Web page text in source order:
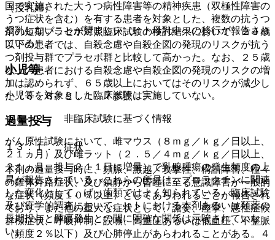
国で実施された大うつ病性障害等の精神疾患（双極性障害の
うつ症状を含む）を有する患者を対象とした、複数の抗うつ
剤の短期プラセボ対照臨床試験の検討結果において、２４歳
以下の患者では、自殺念慮や自殺企図の発現のリスクが抗う
つ剤投与群でプラセボ群と比較して高かった。なお、２５歳
以上の患者における自殺念慮や自殺企図の発現のリスクの増
加は認められず、６５歳以上においてはそのリスクが減少し
た〔８．８、９．１．７参照〕。
１５．２． 非臨床試験に基づく情報
がん原性試験において、雌マウス（８ｍｇ／ｋｇ／日以上、
２１ヵ月）及び雌ラット（２．５／４ｍｇ／ｋｇ／日以上、
２１ヵ月、投与２１１日に増量）で乳腺腫瘍の発生頻度の上
昇が報告されている。これらの所見は、プロラクチンに関連
した変化として、げっ歯類ではよく知られている。臨床試験
及び疫学的調査において、ヒトにおける本剤あるいは類薬の
長期投与と腫瘍発生との間に明確な関係は示唆されていな
い。
（授乳婦）
授乳しないことが望ましい（ヒト母乳中への移行が報告され
ている）。
小児等
小児等を対象とした臨床試験は実施していない。
過量投与
１３．１． 症状
本剤の過量投与時に、頻脈、激越／攻撃性、構語障害、種々
の錐体外路症状、及び鎮静から昏睡に至る意識障害が一般的
な症状（頻度１０％以上）としてあらわれることが報告され
ており、また他の重大な症状として、譫妄、痙攣、悪性症候
群様症状、呼吸抑制、誤嚥、高血圧あるいは低血圧、不整脈
（頻度２％以下）及び心肺停止があらわれることがある。４